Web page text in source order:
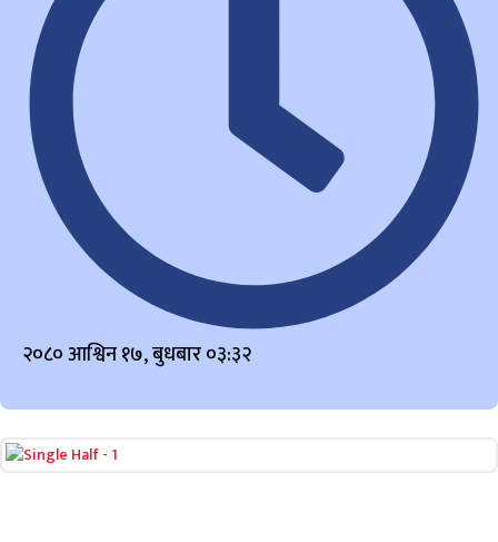
२०८० आश्विन १७, बुधबार ०३:३२